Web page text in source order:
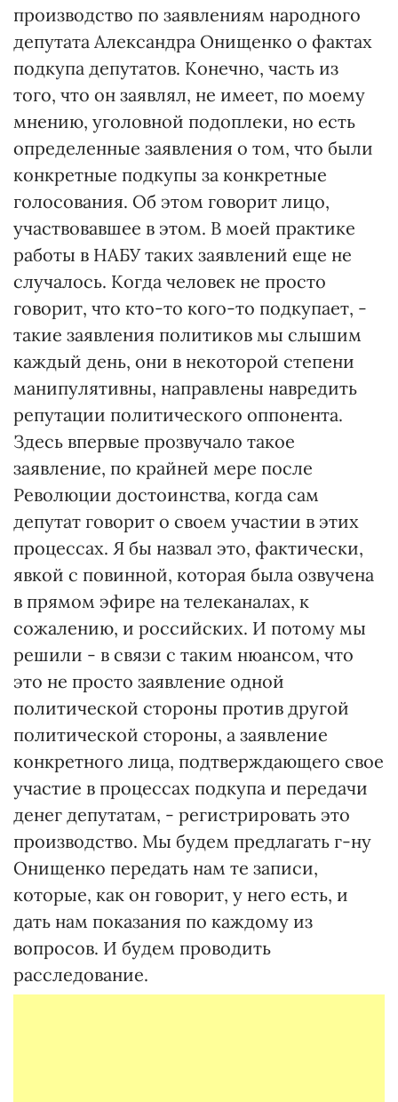
производство по заявлениям народного
депутата Александра Онищенко о фактах
подкупа депутатов. Конечно, часть из
того, что он заявлял, не имеет, по моему
мнению, уголовной подоплеки, но есть
определенные заявления о том, что были
конкретные подкупы за конкретные
голосования. Об этом говорит лицо,
участвовавшее в этом. В моей практике
работы в НАБУ таких заявлений еще не
случалось. Когда человек не просто
говорит, что кто-то кого-то подкупает, -
такие заявления политиков мы слышим
каждый день, они в некоторой степени
манипулятивны, направлены навредить
репутации политического оппонента.
Здесь впервые прозвучало такое
заявление, по крайней мере после
Революции достоинства, когда сам
депутат говорит о своем участии в этих
процессах. Я бы назвал это, фактически,
явкой с повинной, которая была озвучена
в прямом эфире на телеканалах, к
сожалению, и российских. И потому мы
решили - в связи с таким нюансом, что
это не просто заявление одной
политической стороны против другой
политической стороны, а заявление
конкретного лица, подтверждающего свое
участие в процессах подкупа и передачи
денег депутатам, - регистрировать это
производство. Мы будем предлагать г-ну
Онищенко передать нам те записи,
которые, как он говорит, у него есть, и
дать нам показания по каждому из
вопросов. И будем проводить
расследование.